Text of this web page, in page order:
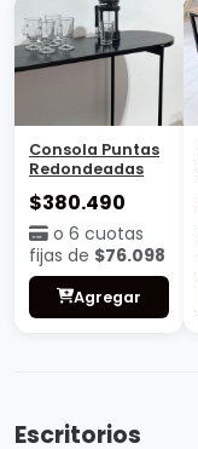
Consola Puntas
Redondeadas
$380.490
o 6 cuotas
fijas de $76.098
Agregar
Escritorios